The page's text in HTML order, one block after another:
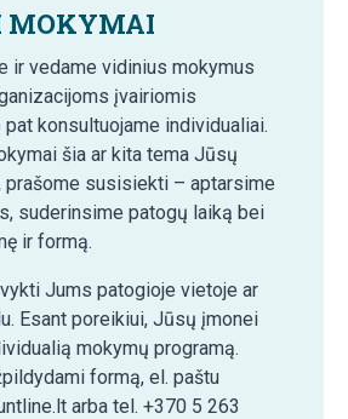
MOKYMAI
ir vedame vidinius mokymus
įvairiomis
konsultuojame individualiai.
šia ar kita tema Jūsų
prašome susisiekti – aptarsime
suderinsime patogų laiką bei
ir formą.
Jums patogioje vietoje ar
Esant poreikiui, Jūsų įmonei
mokymų programą.
formą, el. paštu
arba tel. +370 5 263